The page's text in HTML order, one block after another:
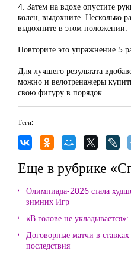
4. Затем на вдохе опустите
колен, выдохните. Несколько
выдохните в этом положении.
Повторите это упражнение 5
Для лучшего результата
можно и велотренажеры
свою фигуру в порядок.
Теги:
Еще в рубрике
Олимпиада-2026 стала
зимних Игр
«В голове не укладывается»:
Договорные матчи в
последствия